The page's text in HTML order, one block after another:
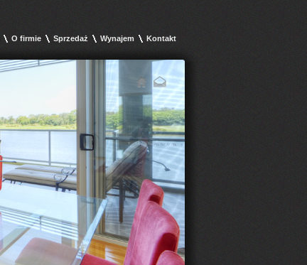
Kontakt
Wynajem
Sprzedaż
O firmie